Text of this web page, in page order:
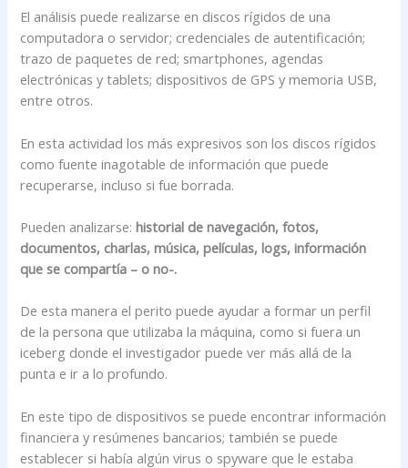
El análisis puede realizarse en discos rígidos de una
computadora o servidor; credenciales de autentificación;
trazo de paquetes de red; smartphones, agendas
electrónicas y tablets; dispositivos de GPS y memoria USB,
entre otros.
En esta actividad los más expresivos son los discos rígidos
como fuente inagotable de información que puede
recuperarse, incluso si fue borrada.
Pueden analizarse:historial de navegación, fotos,
documentos, charlas, música, películas, logs, información
que se compartía – o no-.
De esta manera el perito puede ayudar a formar un perfil
de la persona que utilizaba la máquina, como si fuera un
iceberg donde el investigador puede ver más allá de la
punta e ir a lo profundo.
En este tipo de dispositivos se puede encontrar información
financiera y resúmenes bancarios; también se puede
establecer si había algún virus o spyware que le estaba